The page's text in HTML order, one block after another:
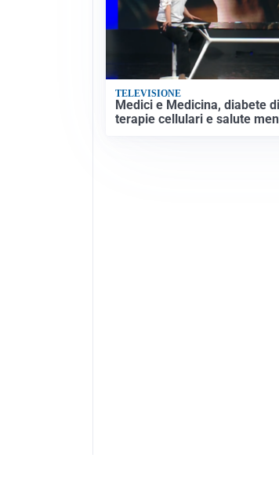
TELEVISIONE
Medici e Medicina, diabete
terapie cellulari e salute